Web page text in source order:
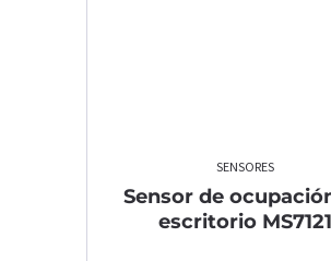
SENSORES
Sensor de
escritorio MS7121